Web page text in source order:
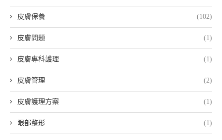
皮膚保養 (102)
皮膚問題 (1)
皮膚專科護理 (1)
皮膚管理 (2)
皮膚護理方案 (1)
眼部整形 (1)